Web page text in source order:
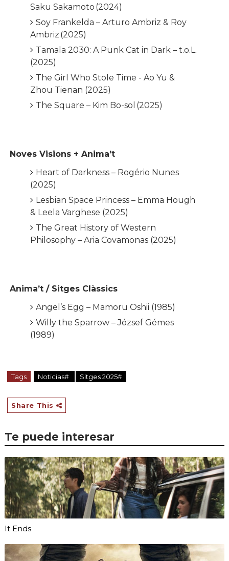
Saku Sakamoto (2024)
Soy Frankelda – Arturo Ambriz & Roy
Ambriz (2025)
Tamala 2030: A Punk Cat in Dark – t.o.L.
(2025)
The Girl Who Stole Time - Ao Yu &
Zhou Tienan (2025)
The Square – Kim Bo-sol (2025)
Noves Visions + Anima’t
Heart of Darkness – Rogério Nunes
(2025)
Lesbian Space Princess – Emma Hough
& Leela Varghese (2025)
The Great History of Western
Philosophy – Aria Covamonas (2025)
Anima’t / Sitges Clàssics
Angel’s Egg – Mamoru Oshii (1985)
Willy the Sparrow – József Gémes
(1989)
Tags Noticias# Sitges 2025#
Share This
Te puede interesar
It Ends